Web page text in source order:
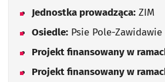
Jednostka prowadząca: ZIM
Osiedle: Psie Pole-Zawidawie
Projekt finansowany w
Projekt finansowany w